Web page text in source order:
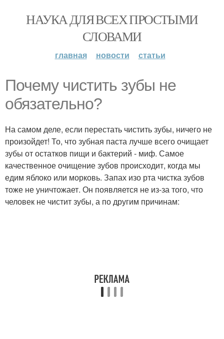
НАУКА ДЛЯ ВСЕХ ПРОСТЫМИ
СЛОВАМИ
главная новости статьи
Почему чистить зубы не
обязательно?
На самом деле, если перестать чистить зубы, ничего не
произойдет! То, что зубная паста лучше всего очищает
зубы от остатков пищи и бактерий - миф. Самое
качественное очищение зубов происходит, когда мы
едим яблоко или морковь. Запах изо рта чистка зубов
тоже не уничтожает. Он появляется не из-за того, что
человек не чистит зубы, а по другим причинам: